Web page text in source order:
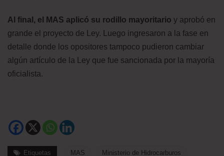
Al final, el MAS aplicó su rodillo mayoritario y aprobó en
grande el proyecto de Ley. Luego ingresaron a la fase en
detalle donde los opositores tampoco pudieron cambiar
algún artículo de la Ley que fue sancionada por la mayoría
oficialista.
Etiquetas MAS Ministerio de Hidrocarburos